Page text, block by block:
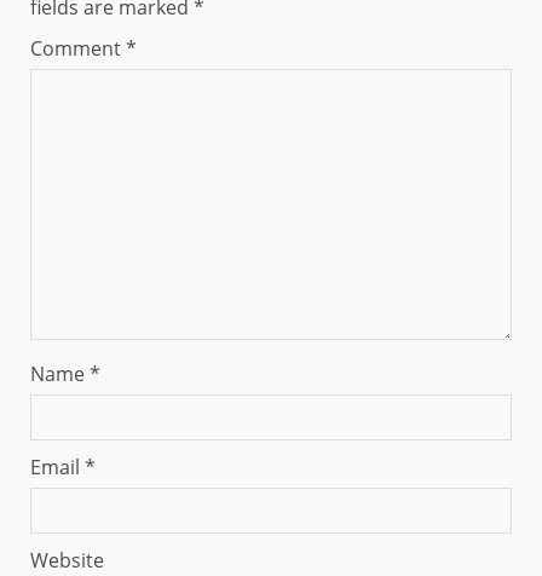
fields are marked *
Comment*
Name*
Email *
Website